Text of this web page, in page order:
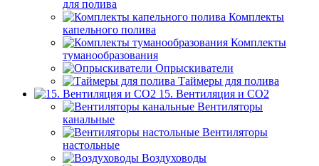
для полива
Комплекты
капельного полива
Комплекты
туманообразования
Опрыскиватели
Таймеры для полива
15. Вентиляция и CO2
Вентиляторы
канальные
Вентиляторы
настольные
Воздуховоды